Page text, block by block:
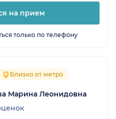
на прием
только по телефону
Близко от метро
Марина Леонидовна